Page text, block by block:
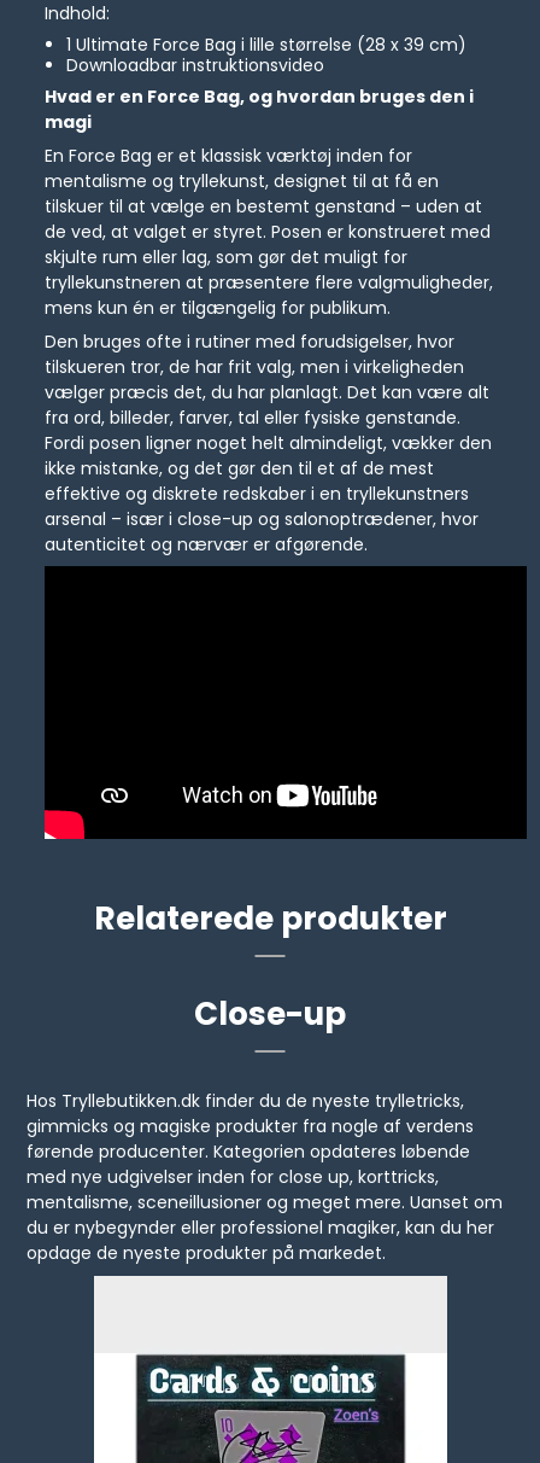
Indhold:
1 Ultimate Force Bag i lille størrelse (28 x 39 cm)
Downloadbar instruktionsvideo
Hvad er en Force Bag, og hvordan bruges den i
magi
En Force Bag er et klassisk værktøj inden for
mentalisme og tryllekunst, designet til at få en
tilskuer til at vælge en bestemt genstand – uden at
de ved, at valget er styret. Posen er konstrueret med
skjulte rum eller lag, som gør det muligt for
tryllekunstneren at præsentere flere valgmuligheder,
mens kun én er tilgængelig for publikum.
Den bruges ofte i rutiner med forudsigelser, hvor
tilskueren tror, de har frit valg, men i virkeligheden
vælger præcis det, du har planlagt. Det kan være alt
fra ord, billeder, farver, tal eller fysiske genstande.
Fordi posen ligner noget helt almindeligt, vækker den
ikke mistanke, og det gør den til et af de mest
effektive og diskrete redskaber i en tryllekunstners
arsenal – især i close-up og salonoptrædener, hvor
autenticitet og nærvær er afgørende.
Relaterede produkter
Close-up
Hos Tryllebutikken.dk finder du de nyeste trylletricks,
gimmicks og magiske produkter fra nogle af verdens
førende producenter. Kategorien opdateres løbende
med nye udgivelser inden for close up, korttricks,
mentalisme, sceneillusioner og meget mere. Uanset om
du er nybegynder eller professionel magiker, kan du her
opdage de nyeste produkter på markedet.